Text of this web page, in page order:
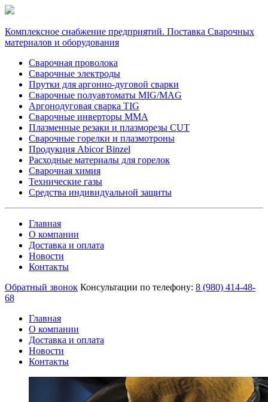
Комплексное снабжение предприятий. Поставка Сварочных
материалов и оборудования
Сварочная проволока
Сварочные электроды
Прутки для аргонно-дуговой сварки
Сварочные полуавтоматы MIG/MAG
Аргонодуговая сварка TIG
Сварочные инверторы MMA
Плазменные резаки и плазморезы CUT
Сварочные горелки и плазмотроны
Продукция Abicor Binzel
Расходные материалы для горелок
Сварочная химия
Технические газы
Средства индивидуальной защиты
Главная
О компании
Доставка и оплата
Новости
Контакты
Обратный звонок Консультации по телефону: 8 (980) 414-48-
68
Главная
О компании
Доставка и оплата
Новости
Контакты